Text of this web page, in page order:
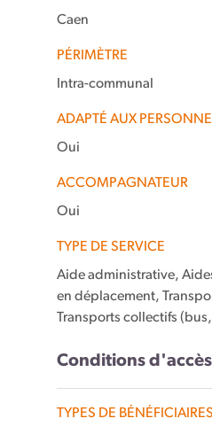
Caen
PÉRIMÈTRE
Intra-communal
ADAPTÉ AUX
Oui
ACCOMPAGNATEUR
Oui
TYPE DE SERVICE
Aide administrative,
en déplacement,
Transports collectifs
Conditions
TYPES DE BÉNÉFICIAIRES